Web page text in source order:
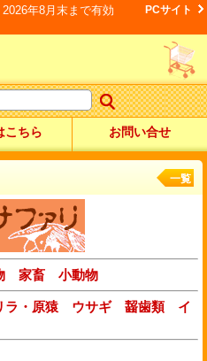
年8月末まで有効
PCサイト
こちら お問い合せ
家畜 小動物
ラ・原猿 ウサギ 齧歯類
イ
一覧